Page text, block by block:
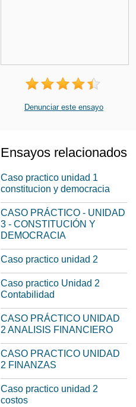
Denunciar este ensayo
Ensayos relacionados
Caso practico unidad 1
constitucion y democracia
CASO PRÁCTICO - UNIDAD
3 - CONSTITUCIÓN Y
DEMOCRACIA
Caso practico unidad 2
Caso practico Unidad 2
Contabilidad
CASO PRÁCTICO UNIDAD
2 ANALISIS FINANCIERO
CASO PRACTICO UNIDAD
2 FINANZAS
Caso practico unidad 2
costos